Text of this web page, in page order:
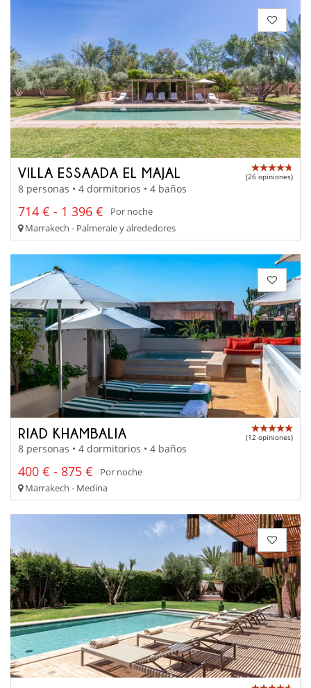
VILLA ESSAADA EL MAJAL (26 opiniones)
8 personas • 4 dormitorios • 4 baños
714 € - 1 396 €
Por noche
Marrakech - Palmeraie y alrededores
RIAD KHAMBALIA (12 opiniones)
8 personas • 4 dormitorios • 4 baños
400 € - 875 €
Por noche
Marrakech - Medina